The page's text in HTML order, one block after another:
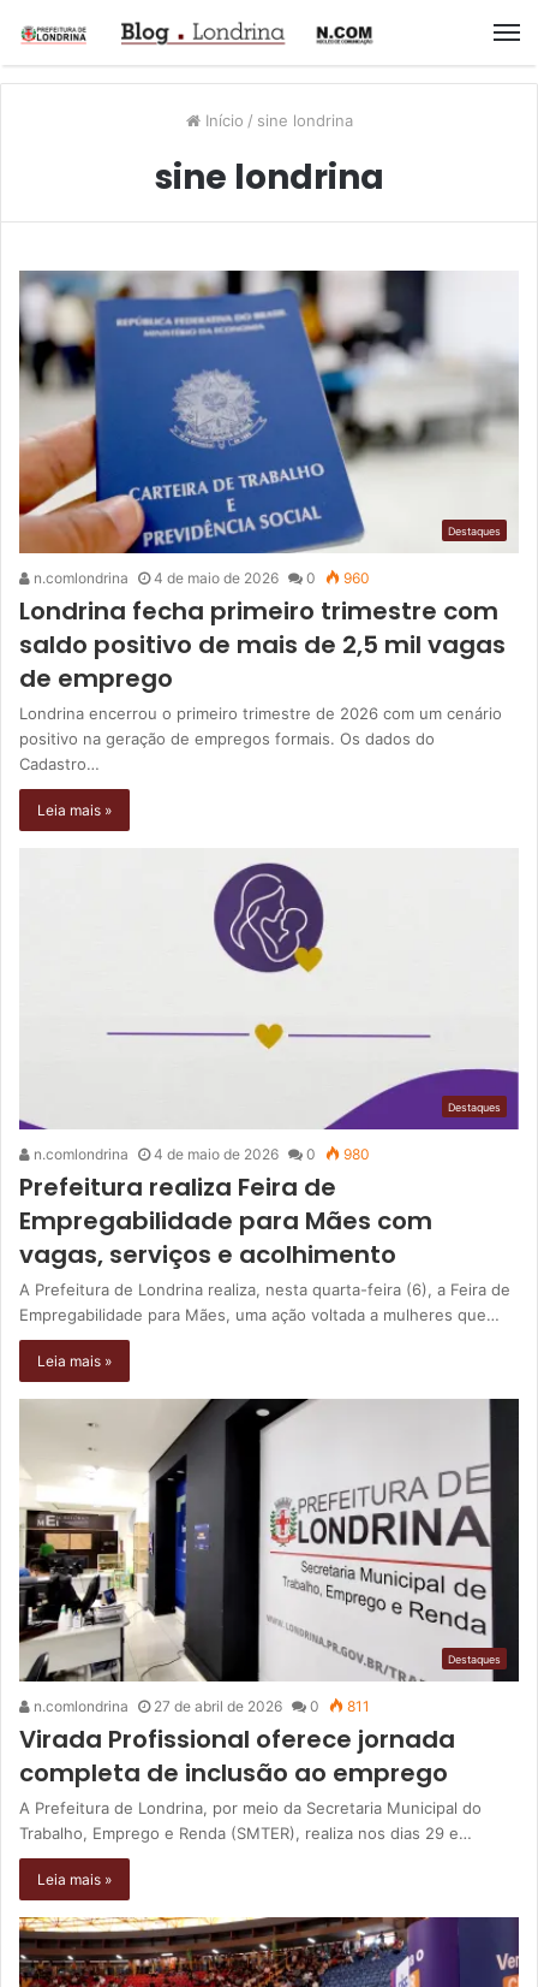
Início / sine londrina
sine londrina
Destaques
n.comlondrina 4 de maio de 2026 0 960
Londrina fecha primeiro trimestre com
saldo positivo de mais de 2,5 mil vagas
de emprego
Londrina encerrou o primeiro trimestre de 2026 com um cenário
positivo na geração de empregos formais. Os dados do
Cadastro…
Leia mais »
Destaques
n.comlondrina 4 de maio de 2026 0 980
Prefeitura realiza Feira de
Empregabilidade para Mães com
vagas, serviços e acolhimento
A Prefeitura de Londrina realiza, nesta quarta-feira (6), a Feira de
Empregabilidade para Mães, uma ação voltada a mulheres que…
Leia mais »
Destaques
n.comlondrina 27 de abril de 2026 0 811
Virada Profissional oferece jornada
completa de inclusão ao emprego
A Prefeitura de Londrina, por meio da Secretaria Municipal do
Trabalho, Emprego e Renda (SMTER), realiza nos dias 29 e…
Leia mais »